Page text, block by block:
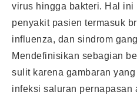
virus hingga bakteri. Hal ini
penyakit pasien termasuk
influenza, dan sindrom
Mendefinisikan sebagian
sulit karena gambaran
infeksi saluran pernapasan